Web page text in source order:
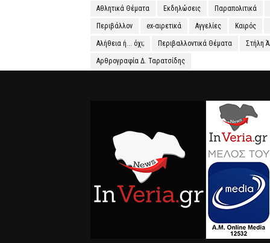
Αθλητικά Θέματα Εκδηλώσεις Παραπολιτικά
Περιβάλλον ex-αιρετικά Αγγελίες Καιρός
Αλήθεια ή... όχι; Περιβαλλοντικά Θέματα Στήλη
Αρθρογραφία Δ. Ταρατσίδης